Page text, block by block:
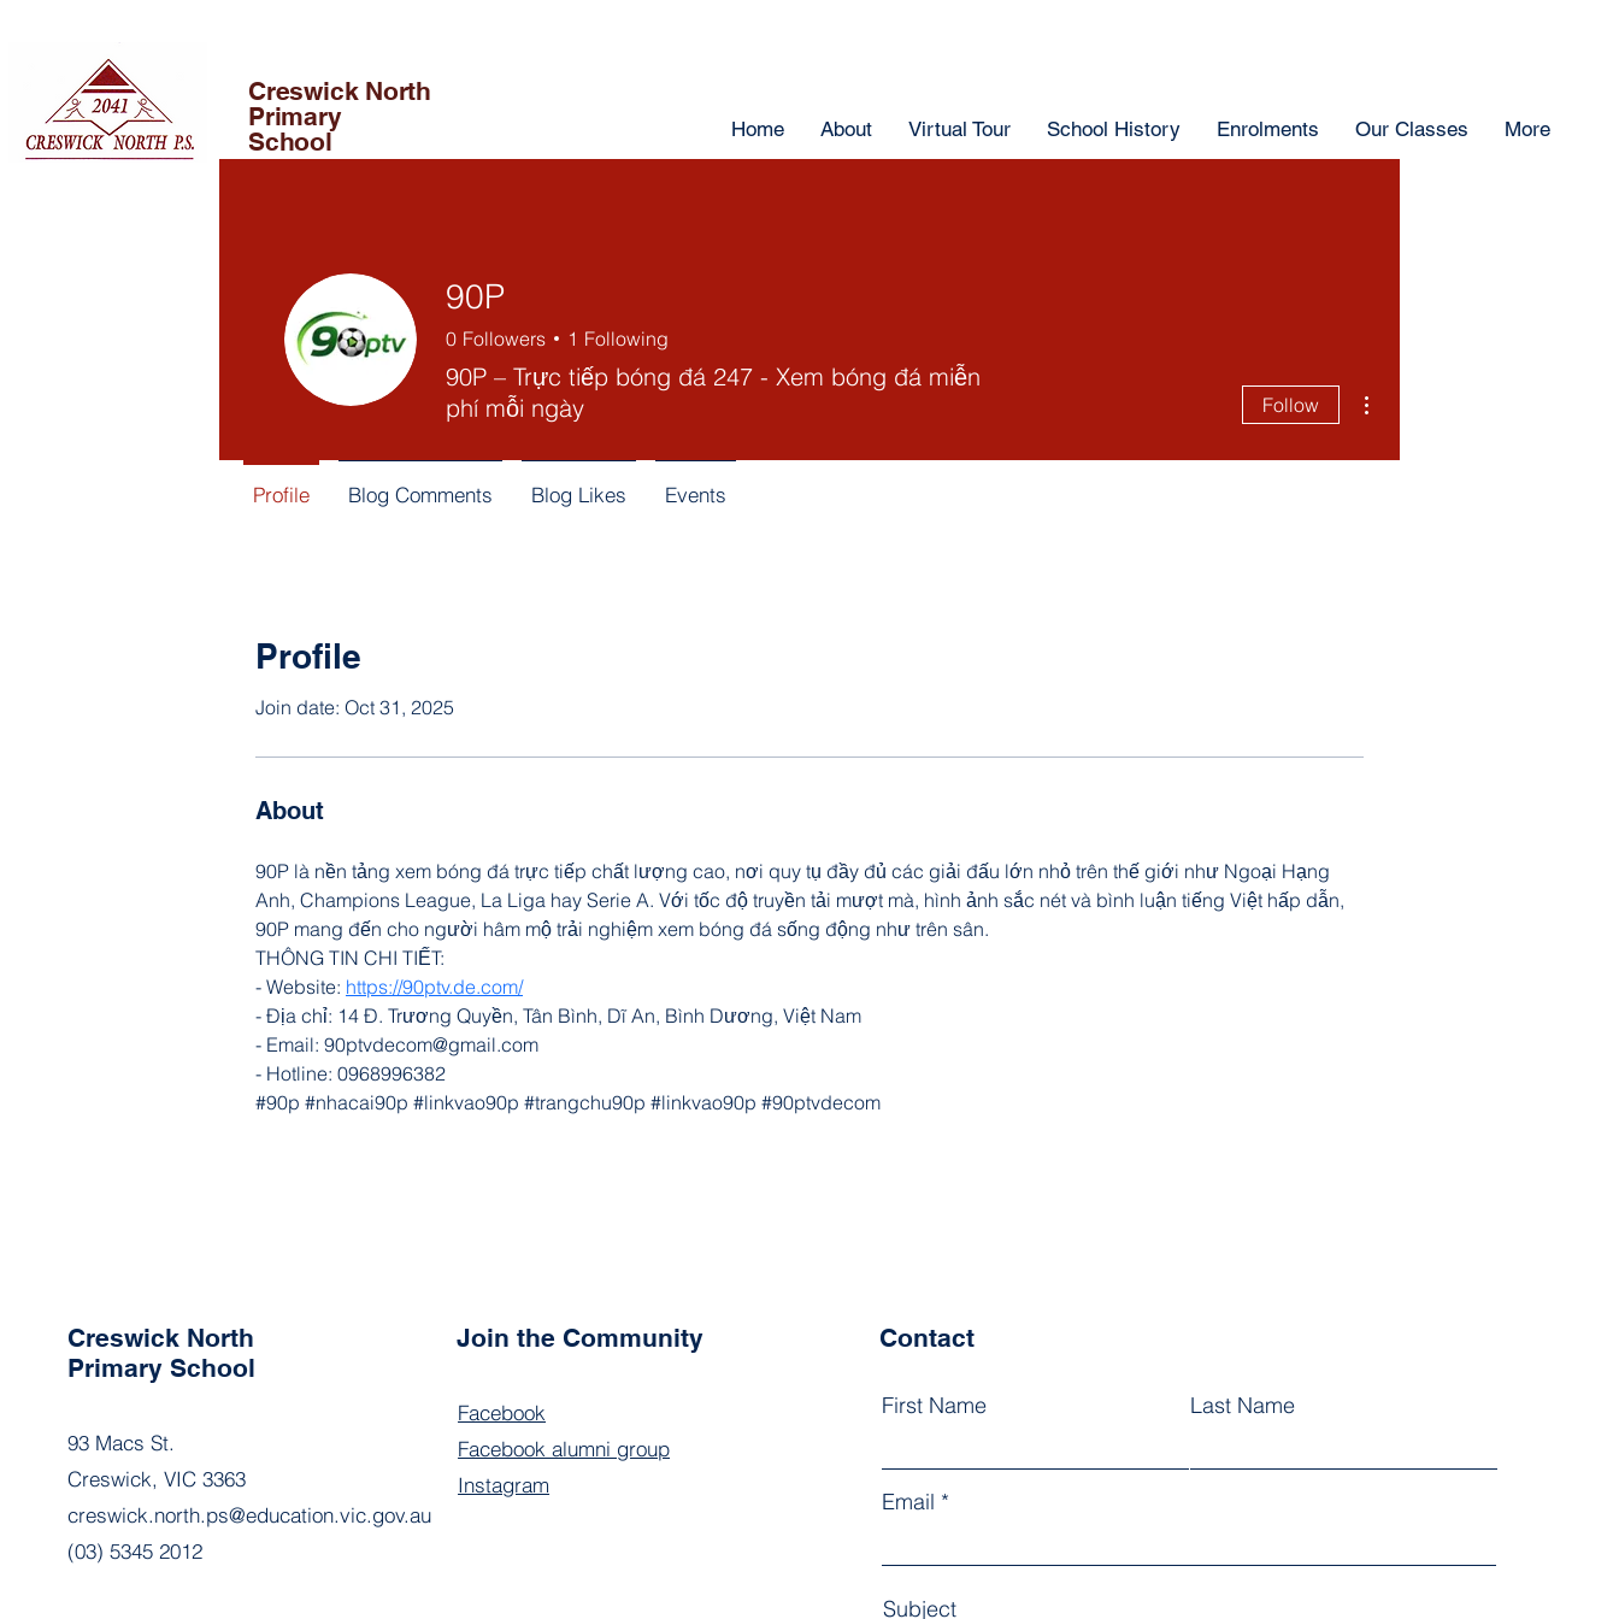
Creswick North
Primary
School
Home About Virtual Tour School History Enrolments Our Classes More
Profile
Join date: Oct 31, 2025
About
90P là nền tảng xem bóng đá trực tiếp chất lượng cao, nơi quy tụ đầy đủ các giải đấu lớn nhỏ trên thế giới như Ngoại Hạng
Anh, Champions League, La Liga hay Serie A. Với tốc độ truyền tải mượt mà, hình ảnh sắc nét và bình luận tiếng Việt hấp dẫn,
90P mang đến cho người hâm mộ trải nghiệm xem bóng đá sống động như trên sân.
THÔNG TIN CHI TIẾT:
- Website: https://90ptv.de.com/
- Địa chỉ: 14 Đ. Trương Quyền, Tân Bình, Dĩ An, Bình Dương, Việt Nam
- Email: 90ptvdecom@gmail.com
- Hotline: 0968996382
#90p #nhacai90p #linkvao90p #trangchu90p #linkvao90p #90ptvdecom
90P
0 Followers 1 Following
90P – Trực tiếp bóng đá 247 - Xem bóng đá miễn
phí mỗi ngày
Follow
Profile Blog Comments Blog Likes Events
Creswick North
Primary School
93 Macs St.
Creswick, VIC 3363
creswick.north.ps@education.vic.gov.au
(03) 5345 2012
Join the Community
Facebook
Facebook alumni group
Instagram
Contact
First Name Last Name
Email
Subject